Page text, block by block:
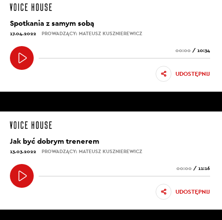
Spotkania z samym sobą
17.04.2022 PROWADZĄCY: MATEUSZ KUSZNIEREWICZ
00:00 / 10:34
UDOSTĘPNIJ
Jak być dobrym trenerem
13.03.2022 PROWADZĄCY: MATEUSZ KUSZNIEREWICZ
00:00 / 11:16
UDOSTĘPNIJ